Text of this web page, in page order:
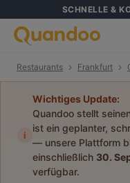
SCHNELLE &
Restaurants Frankfurt
i
Wichtiges Update:
Quandoo stellt
ist ein geplanter,
— unsere Plattform
einschließlich 30.
verfügbar.